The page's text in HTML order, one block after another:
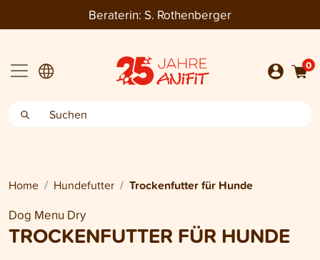
Beraterin: S. Rothenberger
0
Home Hundefutter
Trockenfutter für Hunde
Dog Menu Dry
TROCKENFUTTER FÜR HUNDE